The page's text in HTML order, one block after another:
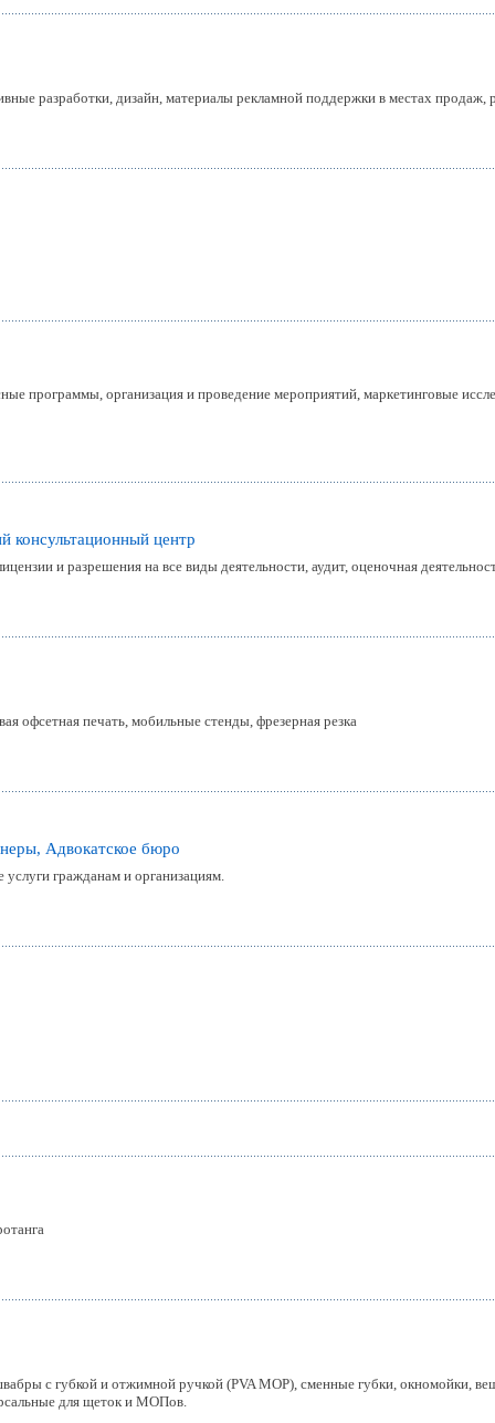
разработки, дизайн, материалы рекламной поддержки в местах продаж,
программы, организация и проведение мероприятий, маркетинговые
консультационный центр
и разрешения на все виды деятельности, аудит, оценочная
офсетная печать, мобильные стенды, фрезерная резка
Адвокатское бюро
гражданам и организациям.
с губкой и отжимной ручкой (PVA MOP), сменные губки, окномойки,
для щеток и МОПов.